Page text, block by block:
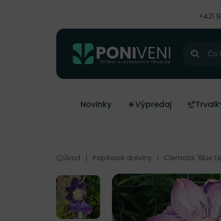
+421
Hľadať
Novinky Výpredaj
Úvod Popínavé dreviny Clematis 'Blue